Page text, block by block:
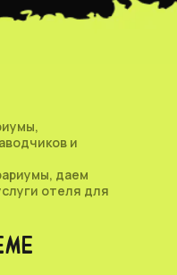
и
даем
отеля для